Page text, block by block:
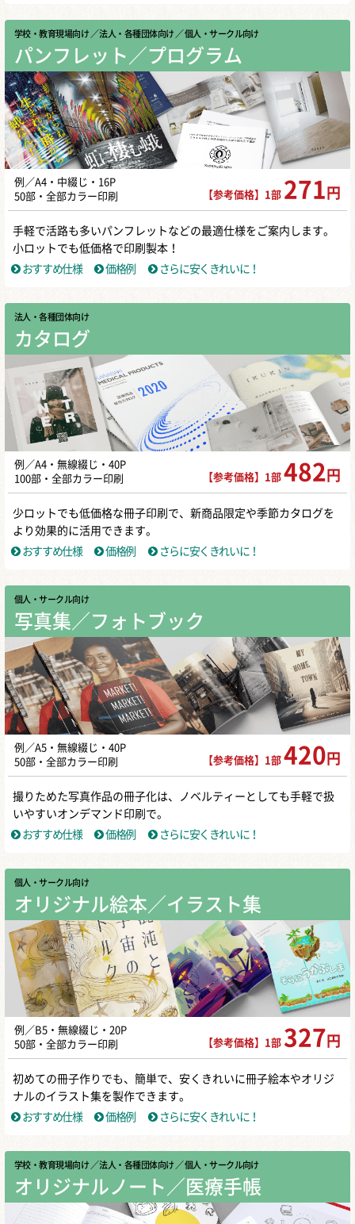
学校・教育現場向け ／ 法人・各種団体向け ／ 個人・サークル向け
パンフレット／プログラム
例／A4・中綴じ・16P
50部・全部カラー印刷
【参考価格】1部 271 円
手軽で活路も多いパンフレットなどの最適仕様をご案内します。
小ロットでも低価格で印刷製本！
おすすめ仕様
価格例 さらに安くきれいに！
法人・各種団体向け
カタログ
例／A4・無線綴じ・40P
100部・全部カラー印刷
【参考価格】1部 482 円
少ロットでも低価格な冊子印刷で、新商品限定や季節カタログを
より効果的に活用できます。
おすすめ仕様
価格例 さらに安くきれいに！
個人・サークル向け
写真集／フォトブック
例／A5・無線綴じ・40P
50部・全部カラー印刷
【参考価格】1部 420 円
撮りためた写真作品の冊子化は、ノベルティーとしても手軽で扱
いやすいオンデマンド印刷で。
おすすめ仕様
価格例 さらに安くきれいに！
個人・サークル向け
オリジナル絵本／イラスト集
例／B5・無線綴じ・20P
50部・全部カラー印刷
【参考価格】1部 327 円
初めての冊子作りでも、簡単で、安くきれいに冊子絵本やオリジ
ナルのイラスト集を製作できます。
おすすめ仕様
価格例 さらに安くきれいに！
学校・教育現場向け ／ 法人・各種団体向け ／ 個人・サークル向け
オリジナルノート／医療手帳